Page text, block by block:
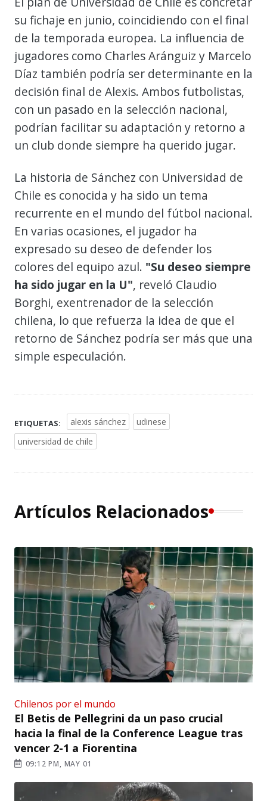
su fichaje en junio, coincidiendo con el final
de la temporada europea. La influencia de
jugadores como Charles Aránguiz y Marcelo
Díaz también podría ser determinante en la
decisión final de Alexis. Ambos futbolistas,
con un pasado en la selección nacional,
podrían facilitar su adaptación y retorno a
un club donde siempre ha querido jugar.
La historia de Sánchez con Universidad de
Chile es conocida y ha sido un tema
recurrente en el mundo del fútbol nacional.
En varias ocasiones, el jugador ha
expresado su deseo de defender los
colores del equipo azul. "Su deseo siempre
ha sido jugar en la U", reveló Claudio
Borghi, exentrenador de la selección
chilena, lo que refuerza la idea de que el
retorno de Sánchez podría ser más que una
simple especulación.
ETIQUETAS: alexis sánchez
udinese
universidad de chile
Artículos Relacionados
Chilenos por el mundo
El Betis de Pellegrini da un paso crucial
hacia la final de la Conference League tras
vencer 2-1 a Fiorentina
09:12 PM, MAY 01